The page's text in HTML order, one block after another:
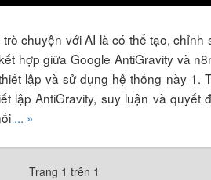
chuyện với AI là có thể tạo, chỉnh
hợp giữa Google AntiGravity và
lập và sử dụng hệ thống này 1.
lập AntiGravity, suy luận và quyết
... »
Trang 1 trên 1